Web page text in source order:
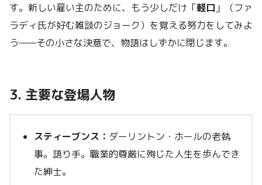
す。新しい雇い主のために、もう少しだけ「軽口 」（ファ
ラディ氏が好む雑談のジョーク）を覚える努力をしてみよ
う——その小さな決意で、物語はしずかに閉じます。
3. 主要な登場人物
スティーブンス： ダーリントン・ホールの老執
事。語り手。職業的尊厳に殉じた人生を歩んでき
た紳士。